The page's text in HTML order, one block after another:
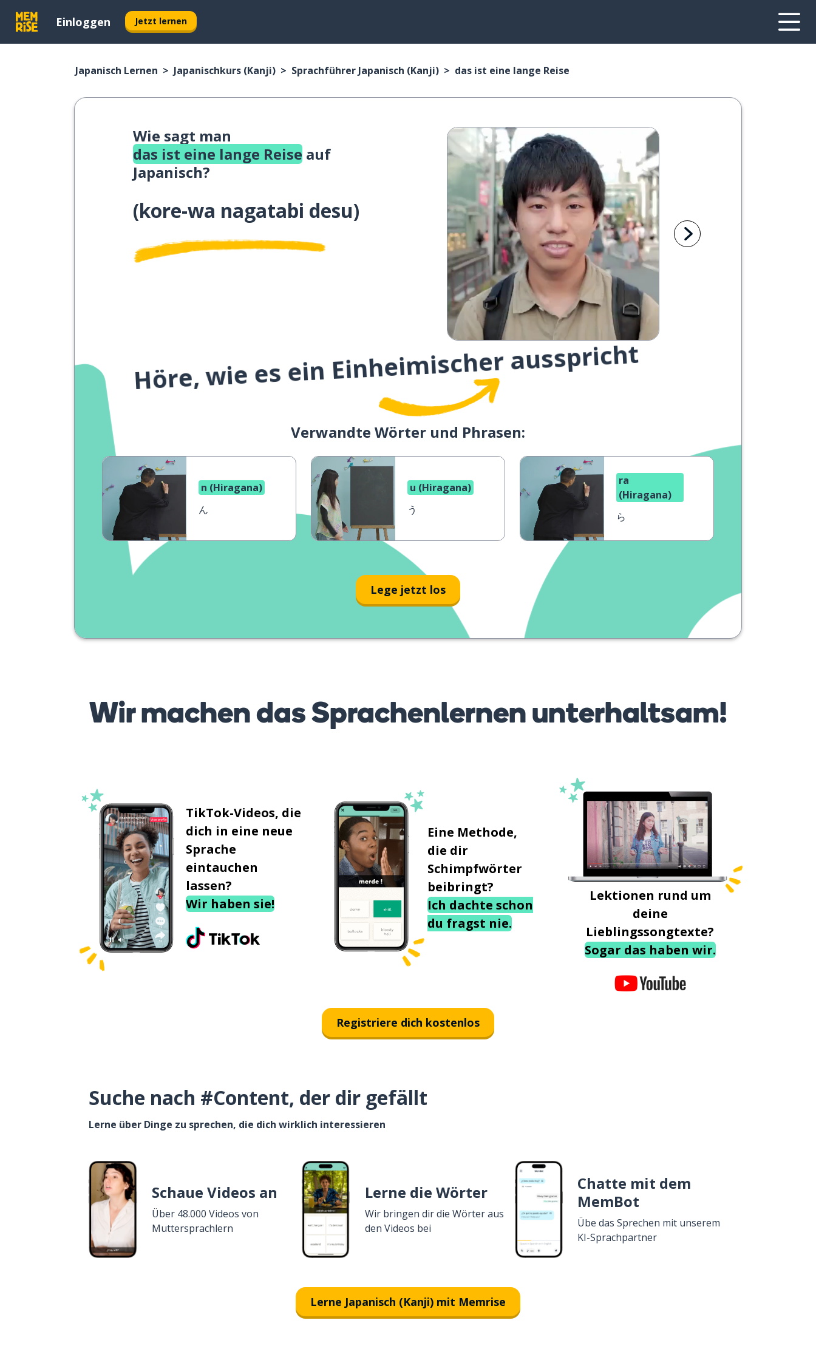
Einloggen Jetzt lernen
Japanisch Lernen Japanischkurs (Kanji) Sprachführer Japanisch (Kanji) das ist eine lange Reise
Wie sagt man
das ist eine lange Reise auf
Japanisch?
(kore-wa nagatabi desu)
Höre, wie es ein Einheimischer ausspricht
Verwandte Wörter und Phrasen:
n (Hiragana)
ん
u (Hiragana)
う
ra
(Hiragana)
ら
Lege jetzt los
Wir machen das Sprachenlernen unterhaltsam!
TikTok-Videos, die
dich in eine neue
Sprache
eintauchen
lassen?
Wir haben sie!
Eine Methode,
die dir
Schimpfwörter
beibringt?
Ich dachte schon
du fragst nie.
Lektionen rund um
deine
Lieblingssongtexte?
Sogar das haben wir.
Registriere dich kostenlos
Suche nach #Content, der dir gefällt
Lerne über Dinge zu sprechen, die dich wirklich interessieren
Schaue Videos an
Über 48.000 Videos von
Muttersprachlern
Lerne die Wörter
Wir bringen dir die Wörter aus
den Videos bei
Chatte mit dem
MemBot
Übe das Sprechen mit unserem
KI-Sprachpartner
Lerne Japanisch (Kanji) mit Memrise